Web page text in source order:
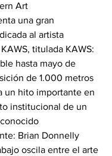
Art
una gran
al artista
titulada KAWS:
hasta mayo de
de 1.000 metros
un hito importante en
institucional de un
Brian Donnelly
oscila entre el arte